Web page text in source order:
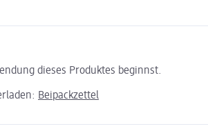
dieses Produktes beginnst.
Beipackzettel